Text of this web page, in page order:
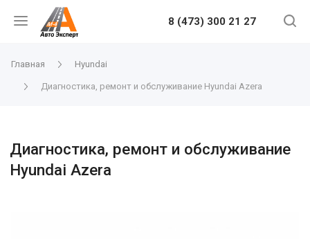
8 (473) 300 21 27
Главная Hyundai
Диагностика, ремонт и обслуживание Hyundai Azera
Диагностика, ремонт и обслуживание
Hyundai Azera